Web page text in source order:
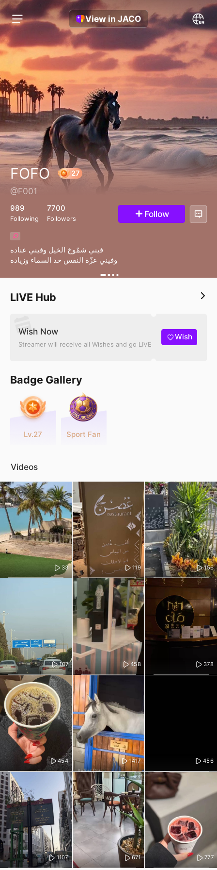
View in JACO
FOFO
@F001
989
Following
7700
Followers Follow
فيني شمٌوخ الخيل وفيني عناده
وفيني عزّة النفس حد السماء وزياده
LIVE Hub
Wish Now
Streamer will receive all Wishes and go LIVE
Wish
Badge Gallery
Lv.27 Sport Fan
Videos
33 119 156
107 458 378
454 1417 456
1107 671 777